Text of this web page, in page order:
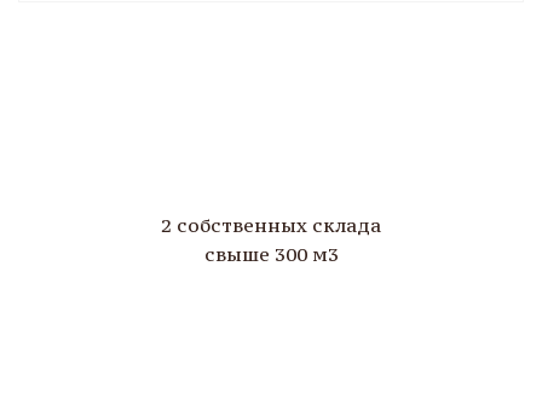
2 собственных склада
свыше 300 м3